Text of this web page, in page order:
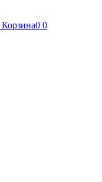
Корзина0 0